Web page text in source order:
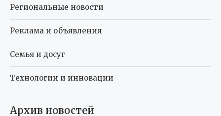
Региональные новости
Реклама и объявления
Семья и досуг
Технологии и инновации
Архив новостей